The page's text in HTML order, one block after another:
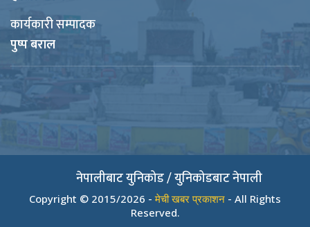
कार्यकारी सम्पादक
पुष्प बराल
नेपालीबाट युनिकोड / युनिकोडबाट नेपाली
Copyright © 2015/2026 -मेची खबर प्रकाशन - All Rights
Reserved.